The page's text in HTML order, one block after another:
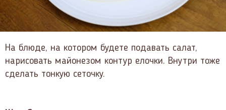
На блюде, на котором будете подавать салат,
нарисовать майонезом контур елочки. Внутри тоже
сделать тонкую сеточку.